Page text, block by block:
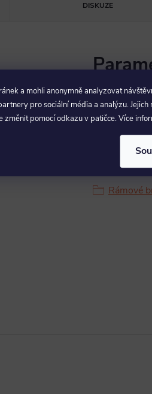
a mohli anonymně analyzovat
pro sociální média a analýzu. Jejich
pomocí odkazu v patičce. Více
DISKUZE
EAN:
Produkt
Rámové